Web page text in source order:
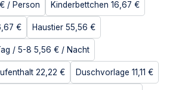
/ Person Kinderbettchen 16,67 €
€ Haustier 55,56 €
/ 5-8 5,56 € / Nacht
22,22 € Duschvorlage 11,11 €